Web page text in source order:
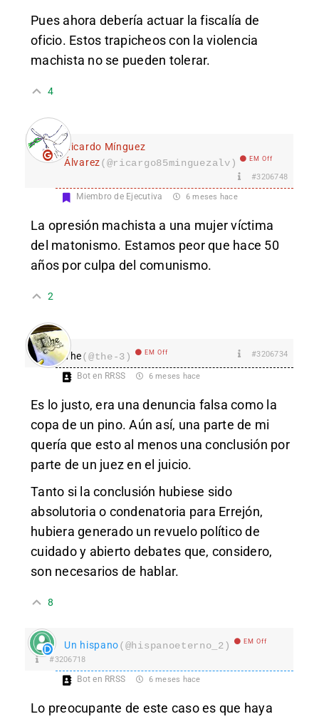
Pues ahora debería actuar la fiscalía de
oficio. Estos trapicheos con la violencia
machista no se pueden tolerar.
4
Ricardo Mínguez
Álvarez(@ricargo85minguezalv) EM Off
#3206748
Miembro de Ejecutiva 6 meses hace
La opresión machista a una mujer víctima
del matonismo. Estamos peor que hace 50
años por culpa del comunismo.
2
The(@the-3) EM Off #3206734
Bot en RRSS 6 meses hace
Es lo justo, era una denuncia falsa como la
copa de un pino. Aún así, una parte de mi
quería que esto al menos una conclusión por
parte de un juez en el juicio.
Tanto si la conclusión hubiese sido
absolutoria o condenatoria para Errejón,
hubiera generado un revuelo político de
cuidado y abierto debates que, considero,
son necesarios de hablar.
8
Un hispano(@hispanoeterno_2) EM Off
#3206718
Bot en RRSS 6 meses hace
Lo preocupante de este caso es que haya